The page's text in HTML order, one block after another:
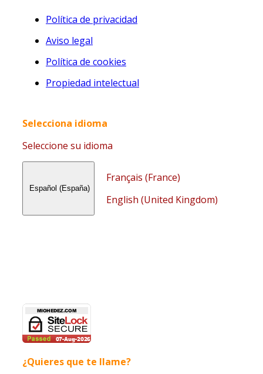
Política de privacidad
Aviso legal
Política de cookies
Propiedad intelectual
Selecciona idioma
Seleccione su idioma
Español (España)
Français (France)
English (United Kingdom)
¿Quieres que te llame?